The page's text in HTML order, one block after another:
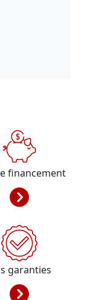
financement
garanties